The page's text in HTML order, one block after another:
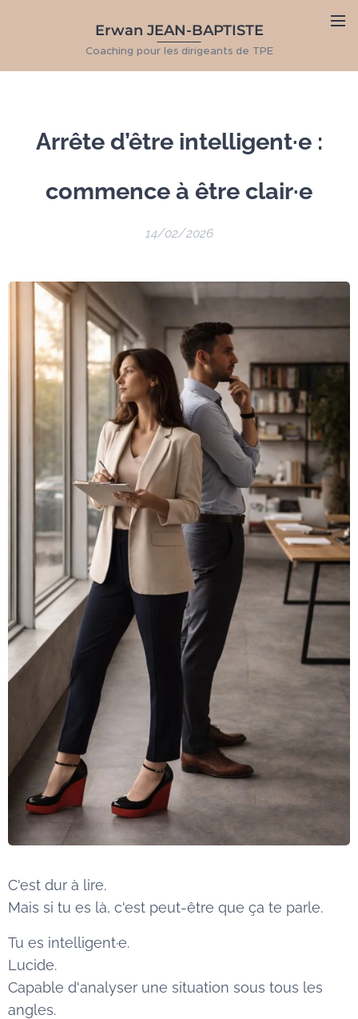
Erwan JEAN-BAPTISTE
Coaching pour les dirigeants de TPE
Arrête d’être intelligent·e :
commence à être clair·e
14/02/2026
C'est dur à lire.
Mais si tu es là, c'est peut-être que ça te parle.
Tu es intelligent·e.
Lucide.
Capable d'analyser une situation sous tous les
angles.